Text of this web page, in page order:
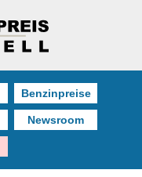
Benzinpreise
Newsroom